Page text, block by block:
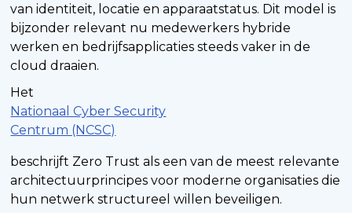
van identiteit, locatie en apparaatstatus. Dit model is
bijzonder relevant nu medewerkers hybride
werken en bedrijfsapplicaties steeds vaker in de
cloud draaien.
Het
Nationaal Cyber Security
Centrum (NCSC)
beschrijft Zero Trust als een van de meest relevante
architectuurprincipes voor moderne organisaties die
hun netwerk structureel willen beveiligen.